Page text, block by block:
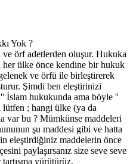
Yok ?
örf adetlerden oluşur. Hukuka
her ülke önce kendine bir hukuk
ve örfü ile birleştirerek
Şimdi ben eleştirinizi
İslam hukukunda ama böyle ''
lütfen ; hangi ülke (ya da
var bu ? Mümkünse maddeleri
şu maddesi gibi ve hatta
eleştirdiğiniz maddelerin önce
paylaşırsanız size seve seve
yürütürüz.